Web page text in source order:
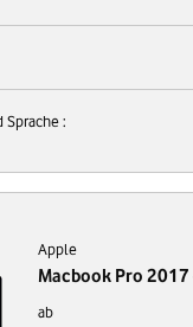
Sprache :
Apple
Macbook Pro 2017
ab